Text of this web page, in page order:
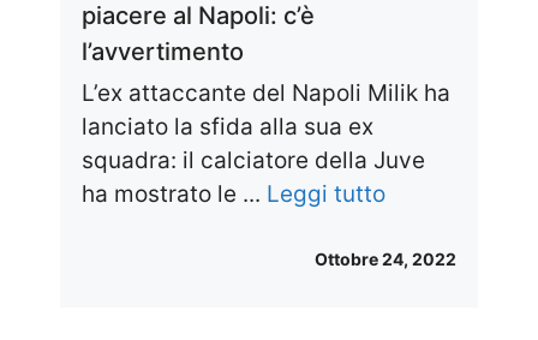
piacere al Napoli: c’è
l’avvertimento
L’ex attaccante del Napoli Milik ha
lanciato la sfida alla sua ex
squadra: il calciatore della Juve
ha mostrato le ... Leggi tutto
Ottobre 24, 2022